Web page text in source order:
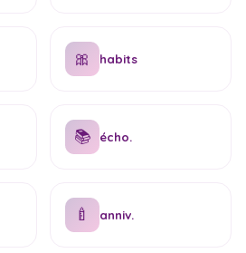
🎀 habits
📚 écho.
🍼 anniv.